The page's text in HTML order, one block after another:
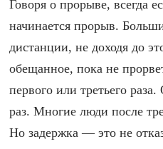
Говоря о прорыве, всегда
начинается прорыв.
дистанции, не доходя до
обещанное, пока не
первого или третьего
раз. Многие люди после
Но задержка — это не